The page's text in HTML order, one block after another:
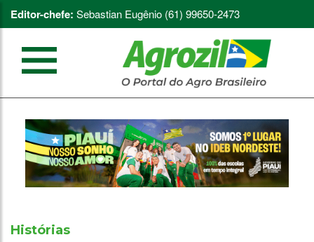
Editor-chefe: Sebastian Eugênio (61) 99650-2473
Histórias